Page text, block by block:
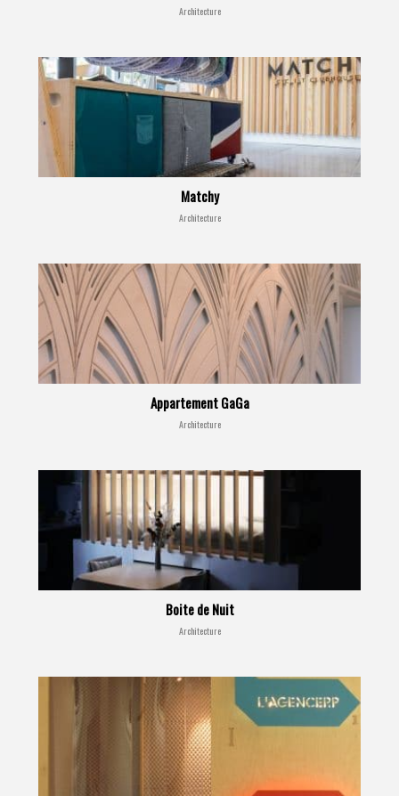
Architecture
Matchy
Architecture
Appartement GaGa
Architecture
Boite de Nuit
Architecture